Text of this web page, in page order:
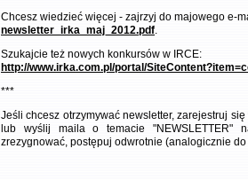
Chcesz wiedzieć więcej - zajrzyj do majowego e-
newsletter_irka_maj_2012.pdf.
Szukajcie też nowych konkursów w IRCE:
http://www.irka.com.pl/portal/
***
Jeśli chcesz otrzymywać newsletter, zarejestruj
lub wyślij maila o temacie "NEWSLETTER"
zrezygnować, postępuj odwrotnie (analogicznie